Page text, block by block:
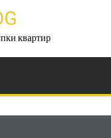
квартир